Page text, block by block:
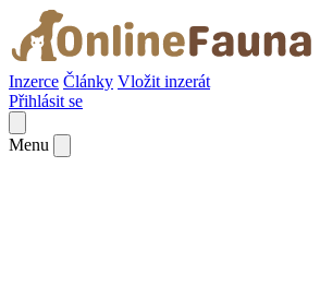
Inzerce Články Vložit inzerát
Přihlásit se
Menu